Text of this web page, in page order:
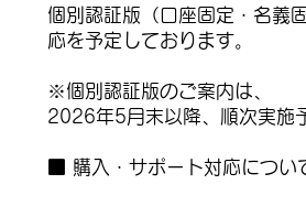
個別認証版（口座固定・名義
応を予定しております。
※個別認証版のご案内は、
2026年5月末以降、順次実施
■ 購入・サポート対応につい